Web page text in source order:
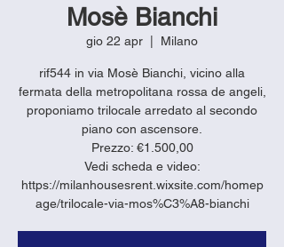
Mosè Bianchi
gio 22 apr Milano
rif544 in via Mosè Bianchi, vicino alla
fermata della metropolitana rossa de angeli,
proponiamo trilocale arredato al secondo
piano con ascensore.
Prezzo: €1.500,00
Vedi scheda e video:
https://milanhousesrent.wixsite.com/homep
age/trilocale-via-mos%C3%A8-bianchi